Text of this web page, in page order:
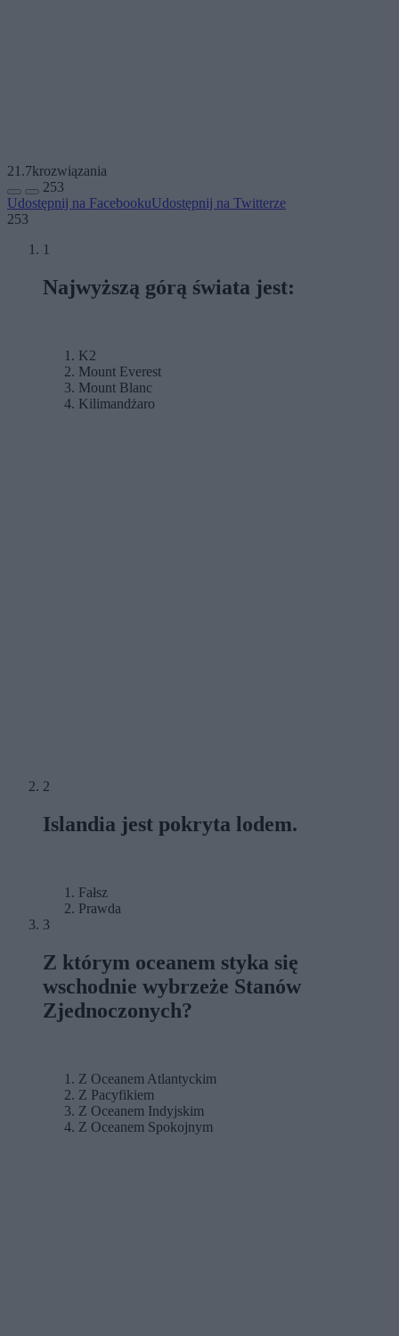
21.7krozwiązania
253
Udostępnij na FacebookuUdostępnij na Twitterze
253
1
Najwyższą górą świata jest:
K2
Mount Everest
Mount Blanc
Kilimandżaro
2
Islandia jest pokryta lodem.
Fałsz
Prawda
3
Z którym oceanem styka się
wschodnie wybrzeże Stanów
Zjednoczonych?
Z Oceanem Atlantyckim
Z Pacyfikiem
Z Oceanem Indyjskim
Z Oceanem Spokojnym